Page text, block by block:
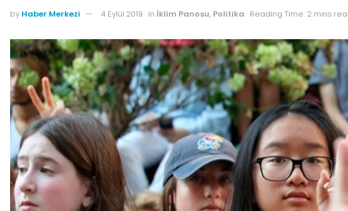
by Haber Merkezi 4 Eylül 2019 in İklim Panosu, Politika Reading Time: 2 mins